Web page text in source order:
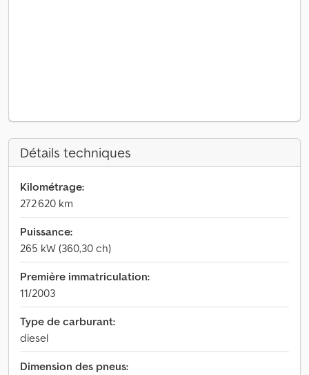
Détails techniques
Kilométrage:
272 620 km
Puissance:
265 kW (360,30 ch)
Première immatriculation:
11/2003
Type de carburant:
diesel
Dimension des pneus: